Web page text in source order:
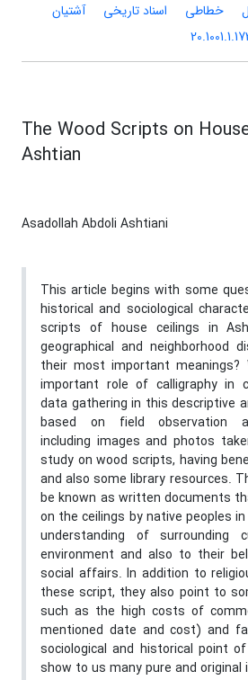
خطاطی اسناد تاریخی
آشتیان
The Wood Scripts on
Ashtian
Asadollah Abdoli Ashtiani
This article begins with some
historical and sociological
scripts of house ceilings in
geographical and neighborhood
their most important meanings?
important role of calligraphy in
data gathering in this descriptive
based on field observation
including images and photos
study on wood scripts, having
and also some library resources.
be known as written documents
on the ceilings by native peoples
understanding of surrounding
environment and also to their
social affairs. In addition to
these script, they also point to
such as the high costs of
mentioned date and cost) and
sociological and historical point
show to us many pure and